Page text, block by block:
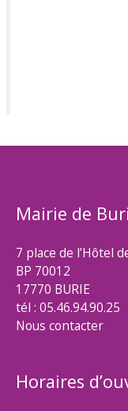
Mairie de
7 place de l’Hôtel
BP 70012
17770 BURIE
tél : 05.46.94.90.25
Nous contacter
Horaires